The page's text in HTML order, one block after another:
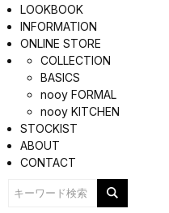
LOOKBOOK
INFORMATION
ONLINE STORE
COLLECTION
BASICS
nooy FORMAL
nooy KITCHEN
STOCKIST
ABOUT
CONTACT